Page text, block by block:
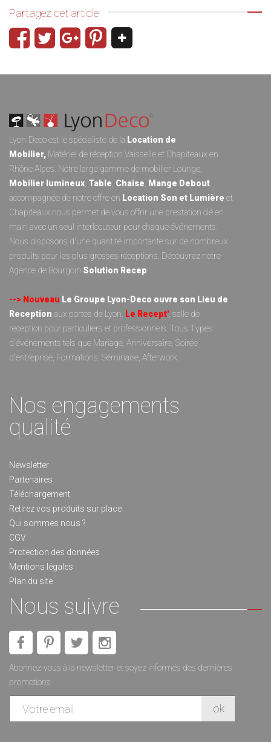
Partagez cet article
Lyon-Deco est le spécialiste de la Location de
Mobilier, Matériel de réception Vaisselleet Chapiteaux en
Rhône Alpes. Notre large gamme de mobilier Lounge
Mobilier lumineux Table Chaise
Mange Debout
accompagnée de notre offre en Location Son et Lumière et
Chapiteaux nous permet de vous offrir une prestation clé en
main avec un seul interlocuteur pour chaque événements.
Nous disposons d'une quantité importante sur de nombreux
produits pour les plus grosses réceptions. Découvrez notre
Agence de Bourgoin Solution Recep
--> Nouveau Le Groupe Lyon-Deco ouvre son Lieu de
Reception aux portes de Lyon. Le Recept' , salle de
reception pour particuliers et professionnels. Tous Types
d'événements tels que Mariage, Anniversaire, Soirée
d'entreprise, Formations, Séminaire, Afterwork..
Nos engagements
qualité
Newsletter
Partenaires
Téléchargement
Retirez vos produits sur place
Qui sommes nous ?
CGV
Protection des données
Mentions légales
Plan du site
Nous suivre
Abonnez-vous à la newsletter et soyez informés des dernières
promotions